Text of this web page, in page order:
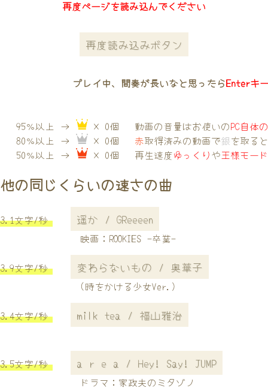
再度ページを読み込んでください
再度読み込みボタン
プレイ中、間奏が長いなと思ったらEnterキ
95％以上 →
× 0個
80％以上 →
× 0個
50％以上 →
× 0個
動画の音量はお使いのPC自体
赤取得済みの動画で銀を取る
再生速度ゆっくりや王様モー
他の同じくらいの速さの曲
3.1文字/秒 遥か / GReeeen
映画：ROOKIES -卒業-
3.9文字/秒 変わらないもの / 奥華子
(時をかける少女Ver.)
3.4文字/秒 milk tea / 福山雅治
3.5文字/秒 a r e a / Hey! Say! JUMP
ドラマ：家政夫のミタゾノ